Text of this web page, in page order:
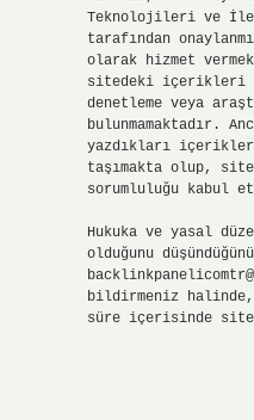
Teknolojileri ve
tarafından
olarak hizmet
sitedeki içerikleri
denetleme veya
bulunmamaktadır.
yazdıkları
taşımakta olup,
sorumluluğu kabul
Hukuka ve yasal
olduğunu
bildirmeniz
süre içerisinde